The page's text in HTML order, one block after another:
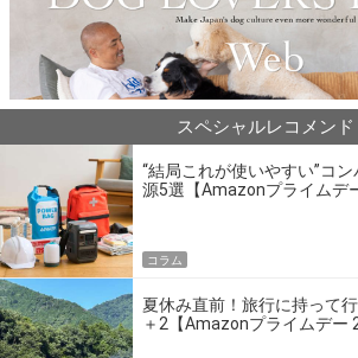
スペシャルレコメンド
“結局これが使いやすい”コ
源5選【Amazonプライムデ
コラム
夏休み直前！旅行に持って
＋2【Amazonプライムデー